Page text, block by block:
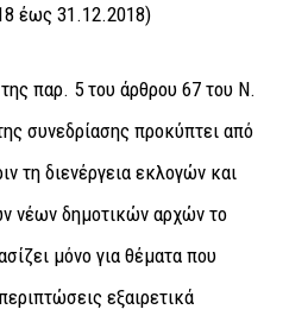
έως 31.12.2018)
παρ. 5 του άρθρου 67 του Ν.
συνεδρίασης προκύπτει από
τη διενέργεια εκλογών και
νέων δημοτικών αρχών το
μόνο για θέματα που
εξαιρετικά